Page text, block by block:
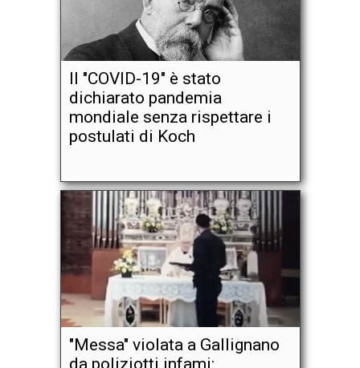
Il "COVID-19" è stato
dichiarato pandemia
mondiale senza rispettare i
postulati di Koch
"Messa" violata a Gallignano
da poliziotti infami: